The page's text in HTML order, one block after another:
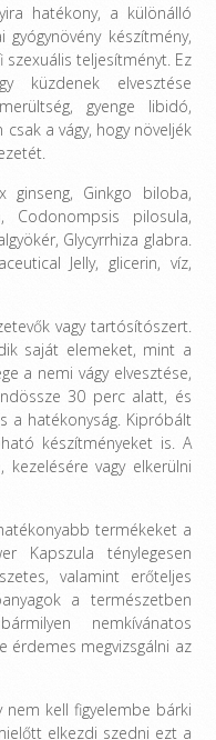
hatékony, a különálló
készítmény,
teljesítményt. Ez
küzdenek elvesztése
gyenge libidó,
a vágy, hogy növeljék
ginseng, Ginkgo biloba,
Codonompsis pilosula,
Glycyrrhiza glabra.
Jelly, glicerin, víz,
vagy tartósítószert.
saját elemeket, mint a
a nemi vágy elvesztése,
30 perc alatt, és
a hatékonyság. Kipróbált
készítményeket is. A
vagy elkerülni
termékeket a
Kapszula ténylegesen
valamint erőteljes
a természetben
nemkívánatos
érdemes megvizsgálni az
nem kell figyelembe bárki
elkezdi szedni ezt a